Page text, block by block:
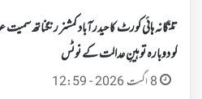
تلنگانہ ہائی کورٹ کا حیدرآباد کمشنر رنگناتھ
کو دوبارہ توہینِ عدالت کے نوٹس
8 اگست 2026 - 12:59